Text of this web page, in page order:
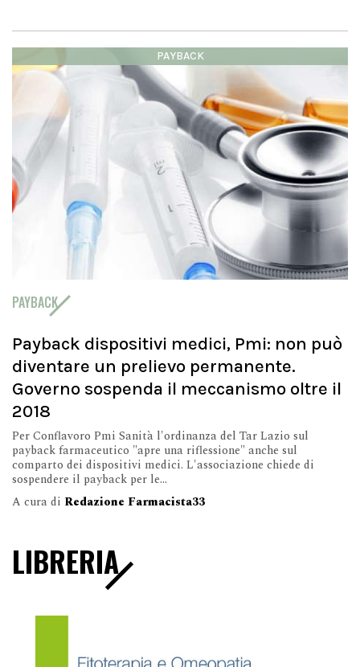
PAYBACK
PAYBACK
Payback dispositivi medici, Pmi: non può
diventare un prelievo permanente.
Governo sospenda il meccanismo oltre il
2018
Per Conflavoro Pmi Sanità l'ordinanza del Tar Lazio sul
payback farmaceutico "apre una riflessione" anche sul
comparto dei dispositivi medici. L'associazione chiede di
sospendere il payback per le...
A cura di Redazione Farmacista33
LIBRERIA